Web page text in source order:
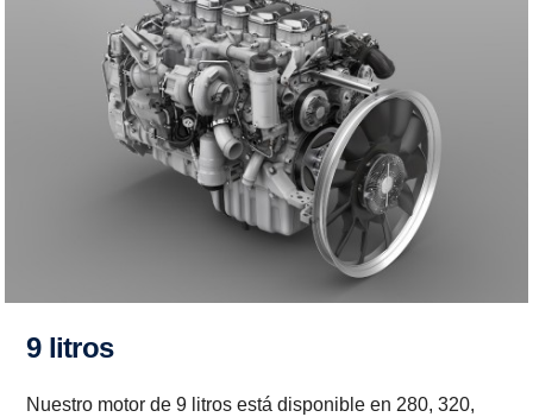
9 litros
Nuestro motor de 9 litros está disponible en 280, 320,